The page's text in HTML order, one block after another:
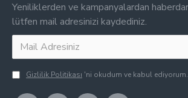
Yeniliklerden ve kampanyalardan
lütfen mail adresinizi kaydediniz.
Gizlilik Politikası 'ni okudum ve kabul ediyorum.